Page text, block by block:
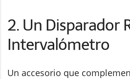
2. Un Disparador
Intervalómetro
Un accesorio que